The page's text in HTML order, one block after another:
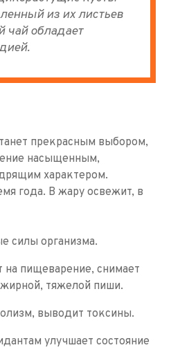
из их листьев
чай обладает
прекрасным выбором,
насыщенным,
характером.
года. В жару освежит, в
силы организма.
на пищеварение, снимает
тяжелой пиши.
выводит токсины.
улучшает состояние